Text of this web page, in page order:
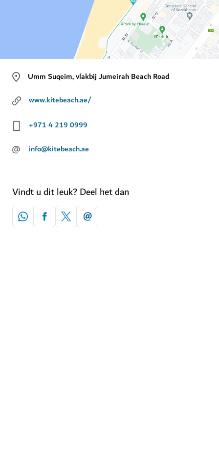
Umm Suqeim, vlakbij Jumeirah Beach Road
www.kitebeach.ae/
+971 4 219 0999
@ info@kitebeach.ae
Vindt u dit leuk? Deel het dan